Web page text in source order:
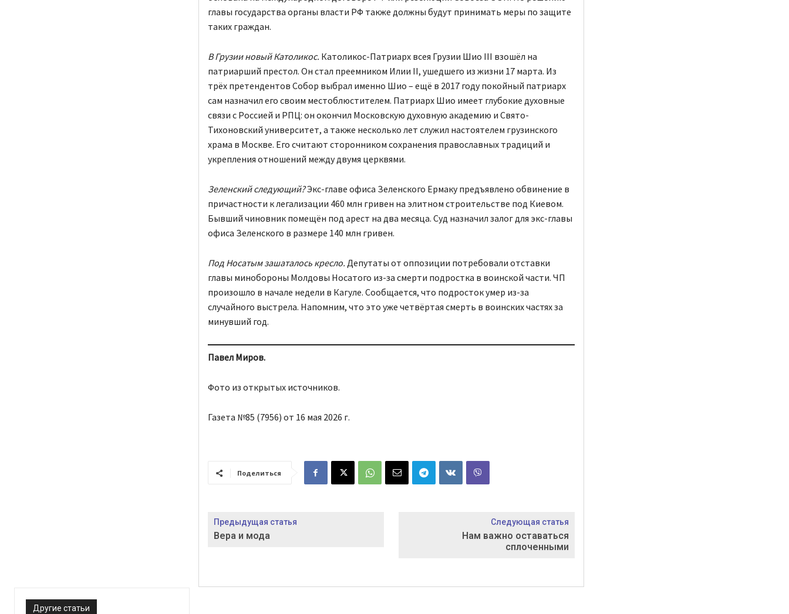
главы государства органы власти РФ также должны будут принимать меры по защите
таких граждан.
В Грузии новый Католикос. Католикос-Патриарх всея Грузии Шио III взошёл на
патриарший престол. Он стал преемником Илии II, ушедшего из жизни 17 марта. Из
трёх претендентов Собор выбрал именно Шио – ещё в 2017 году покойный патриарх
сам назначил его своим местоблюстителем. Патриарх Шио имеет глубокие духовные
связи с Россией и РПЦ: он окончил Московскую духовную академию и Свято-
Тихоновский университет, а также несколько лет служил настоятелем грузинского
храма в Москве. Его считают сторонником сохранения православных традиций и
укрепления отношений между двумя церквями.
Зеленский следующий?Экс-главе офиса Зеленского Ермаку предъявлено обвинение в
причастности к легализации 460 млн гривен на элитном строительстве под Киевом.
Бывший чиновник помещён под арест на два месяца. Суд назначил залог для экс-главы
офиса Зеленского в размере 140 млн гривен.
Под Носатым зашаталось кресло. Депутаты от оппозиции потребовали отставки
главы минобороны Молдовы Носатого из-за смерти подростка в воинской части. ЧП
произошло в начале недели в Кагуле. Сообщается, что подросток умер из-за
случайного выстрела. Напомним, что это уже четвёртая смерть в воинских частях за
минувший год.
Павел Миров.
Фото из открытых источников.
Газета №85 (7956) от 16 мая 2026 г.
Поделиться
Предыдущая статья
Вера и мода
Следующая статья
Нам важно оставаться
сплоченными
Другие статьи